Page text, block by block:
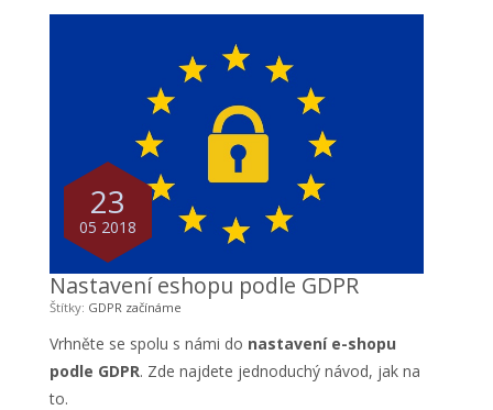
23
05 2018
Nastavení eshopu podle GDPR
Štítky: GDPR začínáme
Vrhněte se spolu s námi do nastavení e-shopu
podle GDPR. Zde najdete jednoduchý návod, jak na
to.